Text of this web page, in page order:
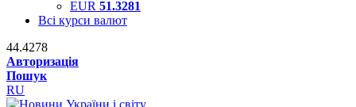
EUR 51.3281
Всі курси валют
44.4278
Авторизація
Пошук
RU